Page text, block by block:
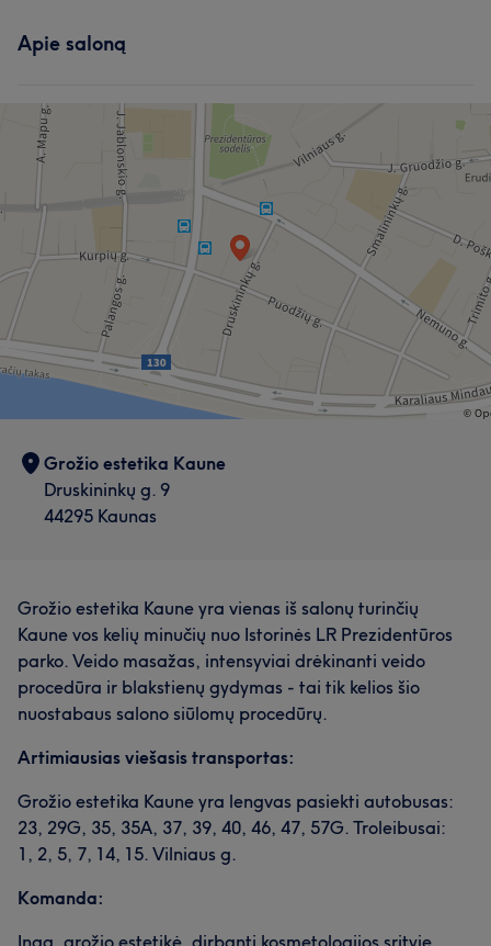
Apie saloną
Grožio estetika Kaune
Druskininkų g. 9
44295 Kaunas
Grožio estetika Kaune yra vienas iš salonų turinčių
Kaune vos kelių minučių nuo Istorinės LR Prezidentūros
parko. Veido masažas, intensyviai drėkinanti veido
procedūra ir blakstienų gydymas - tai tik kelios šio
nuostabaus salono siūlomų procedūrų.
Artimiausias viešasis transportas:
Grožio estetika Kaune yra lengvas pasiekti autobusas:
23, 29G, 35, 35A, 37, 39, 40, 46, 47, 57G. Troleibusai:
1, 2, 5, 7, 14, 15. Vilniaus g.
Komanda:
Inga, grožio estetikė, dirbanti kosmetologijos srityje.